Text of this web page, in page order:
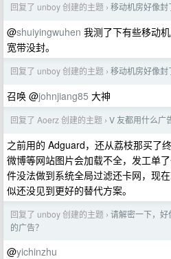
回复了 unboy 创建的主题 › 移动机房好像
@shuiyingwuhen 我测了下有些移动
宽带没封。
回复了 unboy 创建的主题 › 移动机房好像
召唤 @johnjiang85 大神
回复了 Aoerz 创建的主题 › V 友都用什么广
之前用的 Adguard，还从荔枝那买了
微博等网站图片会加载不全，发工单
件没法做到系统全局过滤还卡网，现
似还没见到更好的替代方案。
回复了 unboy 创建的主题 › 请解密一下，好
的广告？
@yichinzhu